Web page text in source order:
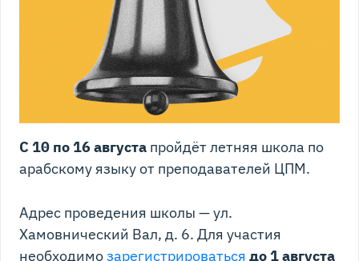
С 10 по 16 августа пройдёт летняя школа по
арабскому языку от преподавателей ЦПМ.
Адрес проведения школы — ул.
Хамовнический Вал, д. 6. Для участия
необходимозарегистрироваться до 1 августа